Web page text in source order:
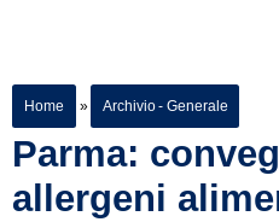
Home » Archivio - Generale
Parma:
allergeni